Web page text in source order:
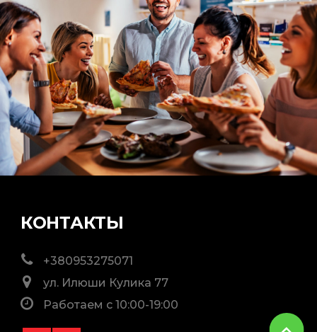
КОНТАКТЫ
+380953275071
ул. Илюши Кулика 77
Работаем с 10:00-19:00